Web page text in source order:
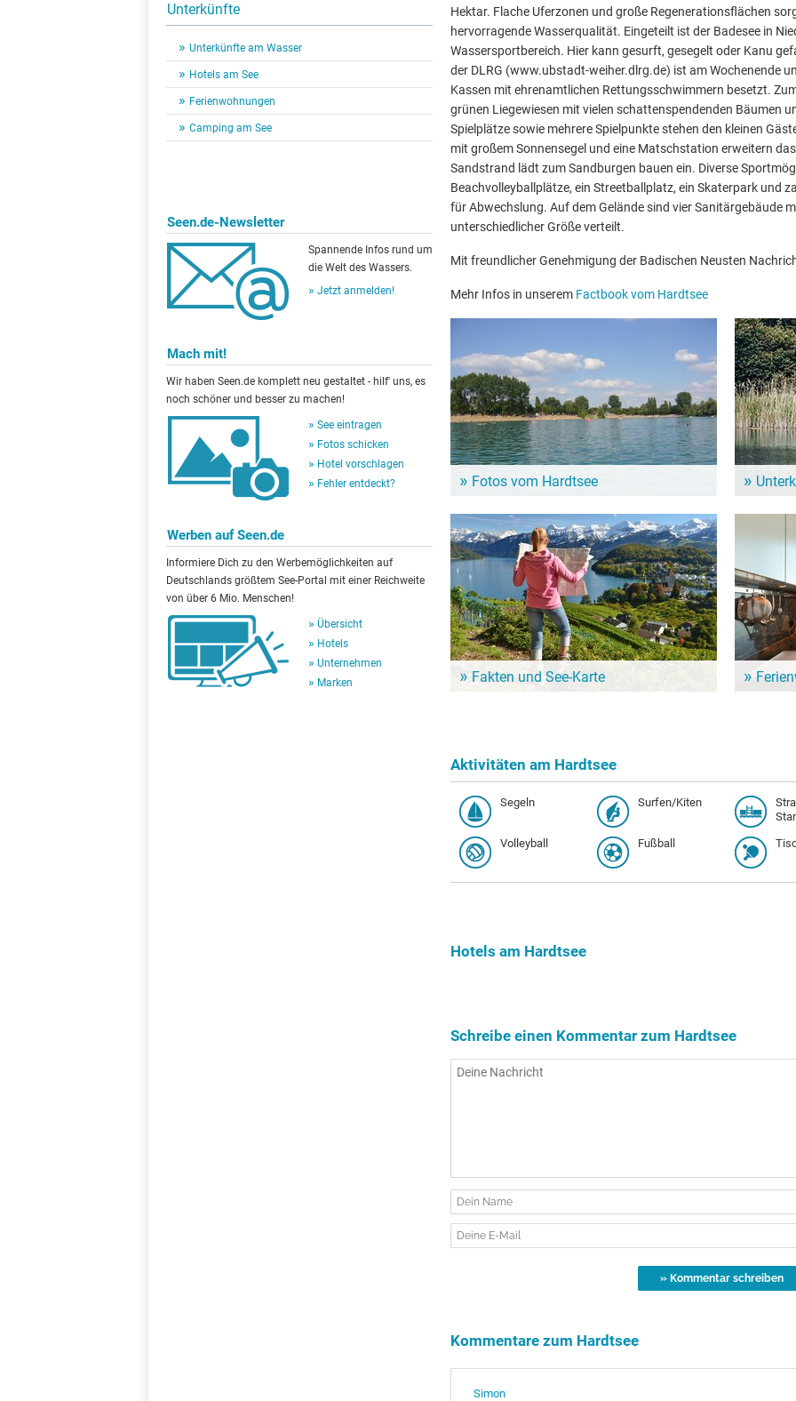
Unterkünfte
Unterkünfte am Wasser
Hotels am See
Ferienwohnungen
Camping am See
Seen.de-Newsletter
Spannende Infos rund um
die Welt des Wassers.
Jetzt anmelden!
Mach mit!
Wir haben Seen.de komplett neu gestaltet - hilf' uns, es
noch schöner und besser zu machen!
See eintragen
Fotos schicken
Hotel vorschlagen
Fehler entdeckt?
Werben auf Seen.de
Informiere Dich zu den Werbemöglichkeiten auf
Deutschlands größtem See-Portal mit einer Reichweite
von über 6 Mio. Menschen!
Übersicht
Hotels
Unternehmen
Marken
Hektar. Flache Uferzonen und große Regenerationsflächen
hervorragende Wasserqualität. Eingeteilt ist der Badesee in
Wassersportbereich. Hier kann gesurft, gesegelt oder Kanu
der DLRG (www.ubstadt-weiher.dlrg.de) ist am Wochenende
Kassen mit ehrenamtlichen Rettungsschwimmern besetzt.
grünen Liegewiesen mit vielen schattenspendenden Bäumen
Spielplätze sowie mehrere Spielpunkte stehen den kleinen
mit großem Sonnensegel und eine Matschstation erweitern
Sandstrand lädt zum Sandburgen bauen ein. Diverse
Beachvolleyballplätze, ein Streetballplatz, ein Skaterpark und
für Abwechslung. Auf dem Gelände sind vier Sanitärgebäude
unterschiedlicher Größe verteilt.
Mit freundlicher Genehmigung der Badischen Neusten
Mehr Infos in unserem Factbook vom Hardtsee
Fotos vom Hardtsee
Bildergalerie zeigt sich das Hardtsee von seiner
schönsten Seite.
Nähe
Fakten und See-Karte
Aktivitäten am Hardtsee
Segeln Surfen/Kiten
Volleyball
Fußball
Hotels am Hardtsee
Schreibe einen Kommentar zum Hardtsee
Kommentare zum Hardtsee
Simon